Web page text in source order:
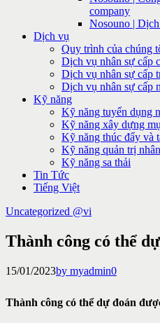
company
Nosouno |
Dịch vụ
Quy trình của chúng
Dịch vụ nhân sự cấp
Dịch vụ nhân sự cấp
Dịch vụ nhân sự cấp
Kỹ năng
Kỹ năng tuyển dụng
Kỹ năng xây dựng
Kỹ năng thúc đẩy và
Kỹ năng quản trị
Kỹ năng sa thải
Tin Tức
Tiếng Việt
Uncategorized @vi
Thành công có thể
15/01/2023by myadmin0
Thành công có thể dự đoán